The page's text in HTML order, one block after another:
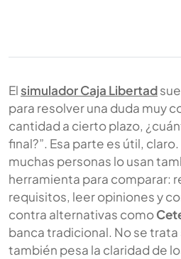
Elsimulador Caja Libertad
para resolver una duda muy
cantidad a cierto plazo,
final?”. Esa parte es útil,
muchas personas lo usan
herramienta para comparar:
requisitos, leer opiniones y
contra alternativas como
banca tradicional. No se
también pesa la claridad de